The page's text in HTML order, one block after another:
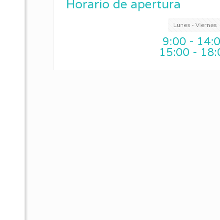
Horario de apertura
Lunes - Viernes
9:00 -
15:00 -